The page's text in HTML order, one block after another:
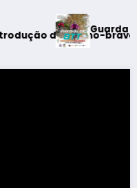
de coelho-bravo em
Guarda